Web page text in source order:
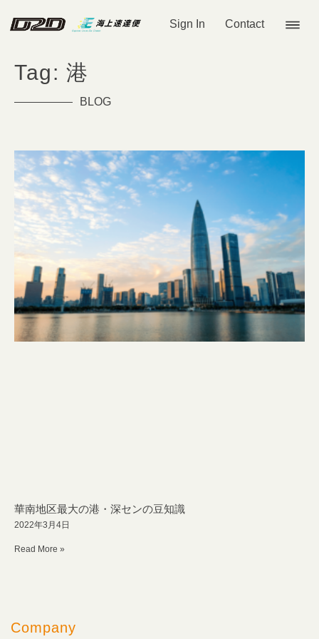
Sign In Contact
Tag: 港
BLOG
華南地区最大の港・深センの豆知識
2022年3月4日
Read More »
Company